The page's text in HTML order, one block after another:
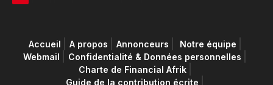
Accueil A propos Annonceurs
Notre équipe
Webmail
Confidentialité & Données personnelles
Charte de Financial Afrik
Guide de la contribution écrite